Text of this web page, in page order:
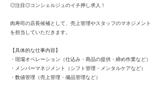
◎注目◎コンシェルジュのイチ押し求人！
肉寿司の店長候補として、売上管理やスタッフのマネジメント
を担当していただきます。
【具体的な仕事内容】
・現場オペレーション（仕込み・商品の提供・締め作業など）
・メンバーマネジメント（シフト管理・メンタルケアなど）
・数値管理（売上管理・備品管理など）